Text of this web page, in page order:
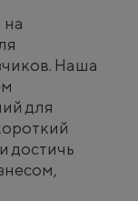
Наша
для
достичь